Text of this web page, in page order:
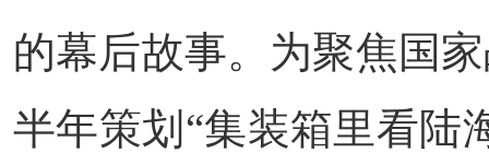
的幕后故事。为聚焦国
半年策划“集装箱里看陆